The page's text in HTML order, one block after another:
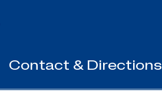
Contact & Directions